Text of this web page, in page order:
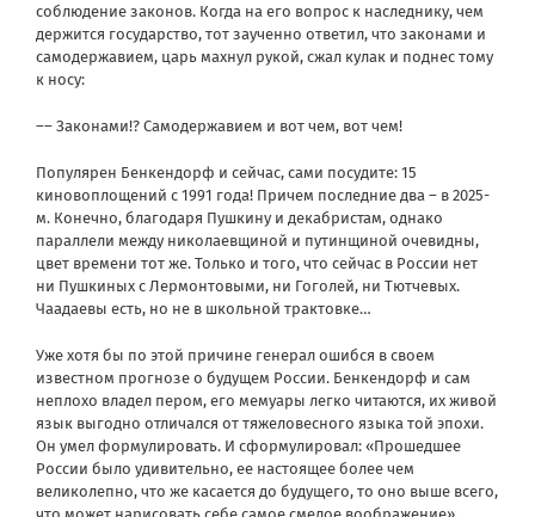
соблюдение законов. Когда на его вопрос к наследнику, чем
держится государство, тот заученно ответил, что законами и
самодержавием, царь махнул рукой, сжал кулак и поднес тому
к носу:
–– Законами!? Самодержавием и вот чем, вот чем!
Популярен Бенкендорф и сейчас, сами посудите: 15
киновоплощений с 1991 года! Причем последние два – в 2025-
м. Конечно, благодаря Пушкину и декабристам, однако
параллели между николаевщиной и путинщиной очевидны,
цвет времени тот же. Только и того, что сейчас в России нет
ни Пушкиных с Лермонтовыми, ни Гоголей, ни Тютчевых.
Чаадаевы есть, но не в школьной трактовке…
Уже хотя бы по этой причине генерал ошибся в своем
известном прогнозе о будущем России. Бенкендорф и сам
неплохо владел пером, его мемуары легко читаются, их живой
язык выгодно отличался от тяжеловесного языка той эпохи.
Он умел формулировать. И сформулировал: «Прошедшее
России было удивительно, ее настоящее более чем
великолепно, что же касается до будущего, то оно выше всего,